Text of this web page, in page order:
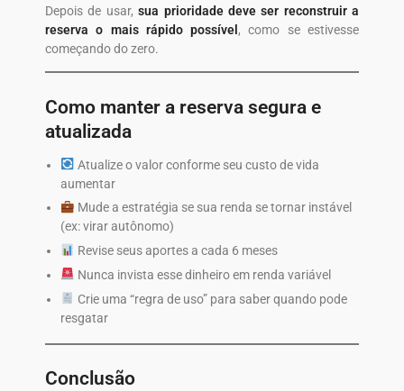
Depois de usar,sua prioridade deve ser reconstruir a
reserva o mais rápido possível , como se estivesse
começando do zero.
Como manter a reserva segura e
atualizada
Atualize o valor conforme seu custo de vida
aumentar
Mude a estratégia se sua renda se tornar instável
(ex: virar autônomo)
Revise seus aportes a cada 6 meses
Nunca invista esse dinheiro em renda variável
Crie uma “regra de uso” para saber quando pode
resgatar
Conclusão